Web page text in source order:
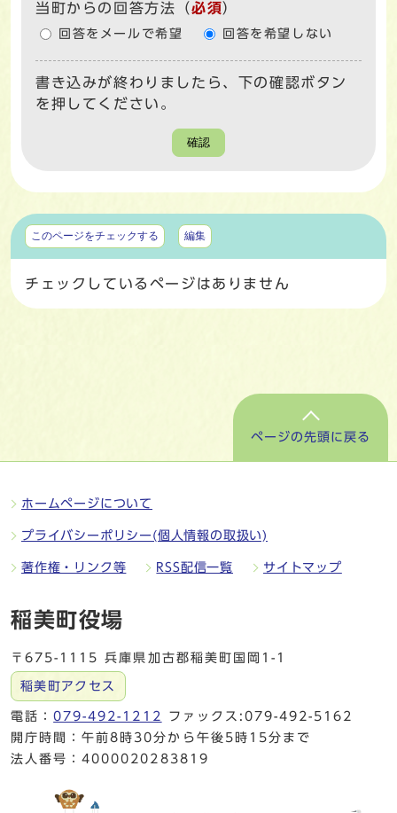
当町からの回答方法 （必須）
回答をメールで希望 回答を希望しない
書き込みが終わりましたら、下の確認ボタン
を押してください。
確認
マイページ
このページをチェックする 編集
チェックしているページはありません
ページの先頭に戻る
ホームページについて
プライバシーポリシー(個人情報の取扱い)
著作権・リンク等 RSS配信一覧 サイトマップ
稲美町役場
〒675-1115 兵庫県加古郡稲美町国岡1-1
稲美町アクセス
電話：079-492-1212
ファックス:079-492-5162
開庁時間：午前8時30分から午後5時15分まで
法人番号：4000020283819